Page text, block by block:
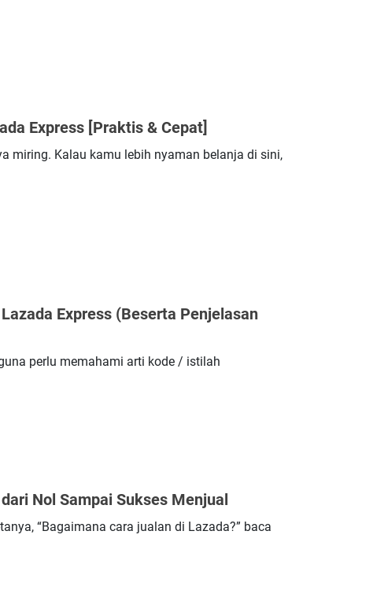
Express [Praktis & Cepat]
miring. Kalau kamu lebih nyaman belanja di sini,
Express (Beserta Penjelasan
perlu memahami arti kode / istilah
Nol Sampai Sukses Menjual
“Bagaimana cara jualan di Lazada?” baca